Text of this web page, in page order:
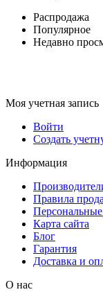
Распродажа
Популярное
Недавно
Моя учетная запись
Войти
Создать
Информация
Правила
Карта сайта
Блог
Гарантия
Доставка и
О нас